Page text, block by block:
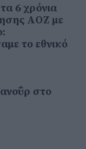
6 χρόνια
ΑΟΖ με
το εθνικό
στο